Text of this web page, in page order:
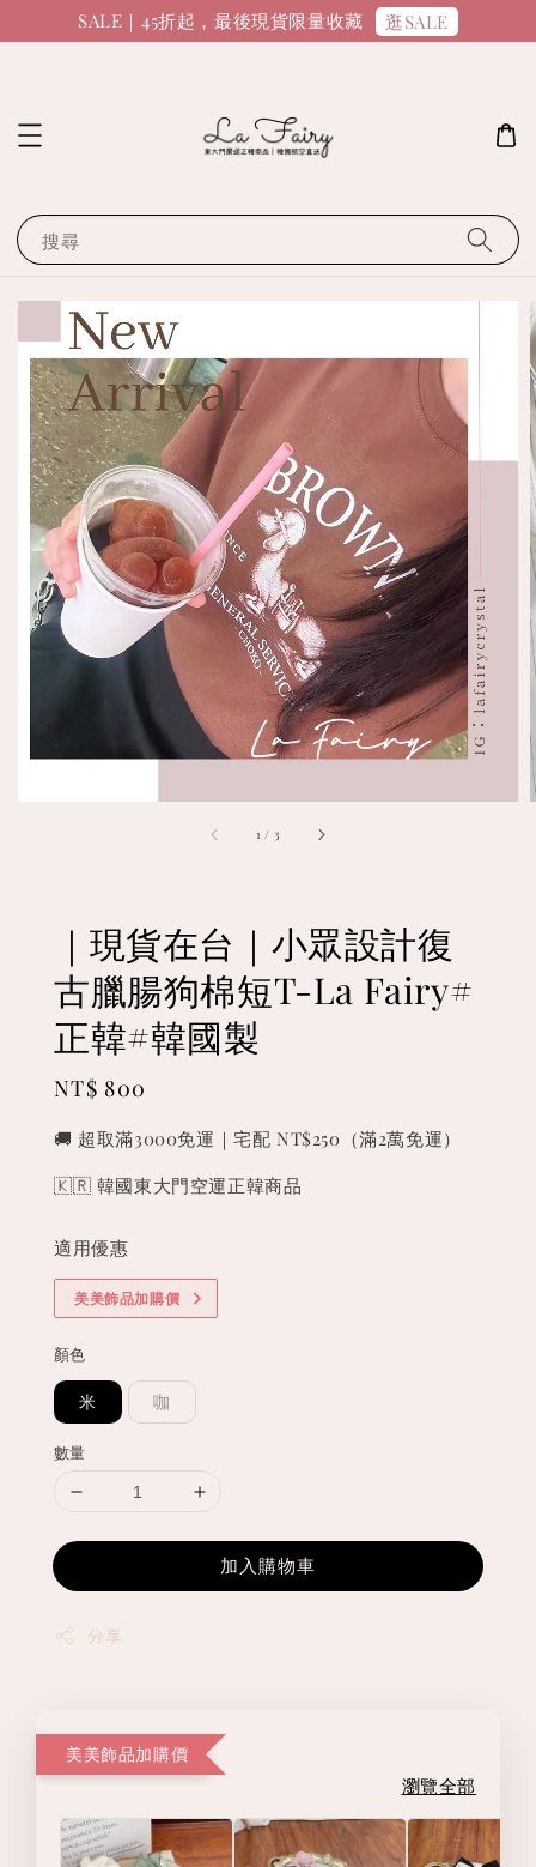
SALE｜45折起，最後現貨限量收藏 逛SALE
搜尋
1 / 3
｜現貨在台｜小眾設計復
古臘腸狗棉短T-La Fairy#
正韓#韓國製
Regular
NT$ 800
🚚 超取滿3000免運｜宅配 NT$250（滿2萬免運）
🇰🇷 韓國東大門空運正韓商品
適用優惠
美美飾品加購價
顏色
米 咖
數量
加入購物車
分享
美美飾品加購價
瀏覽全部